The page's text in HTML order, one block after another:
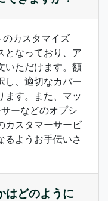
のカスタマイズ
となっており、ア
いただけます。額
し、適切なカバー
ます。また、マッ
ーなどのオプシ
カスタマーサービ
るようお手伝いさ
はどのように